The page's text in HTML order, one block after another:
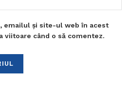
emailul și site-ul web în acest
viitoare când o să comentez.